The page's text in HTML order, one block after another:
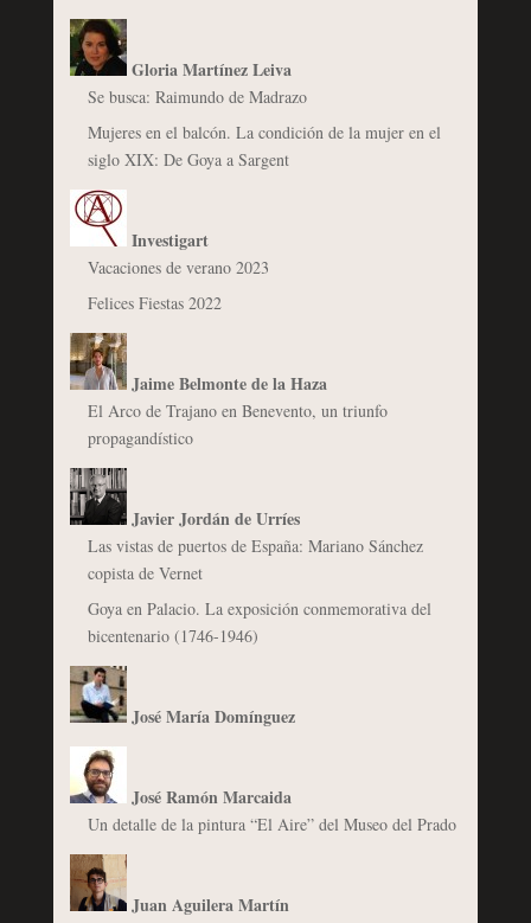
Gloria Martínez Leiva
Se busca: Raimundo de Madrazo
Mujeres en el balcón. La condición de la mujer en el
siglo XIX: De Goya a Sargent
Investigart
Vacaciones de verano 2023
Felices Fiestas 2022
Jaime Belmonte de la Haza
El Arco de Trajano en Benevento, un triunfo
propagandístico
Javier Jordán de Urríes
Las vistas de puertos de España: Mariano Sánchez
copista de Vernet
Goya en Palacio. La exposición conmemorativa del
bicentenario (1746-1946)
José María Domínguez
José Ramón Marcaida
Un detalle de la pintura “El Aire” del Museo del Prado
Juan Aguilera Martín